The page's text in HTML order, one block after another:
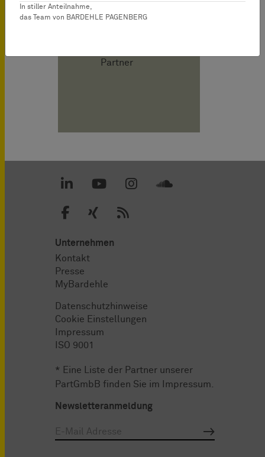
Commercial
Partner
Unternehmen
Kontakt
Presse
MyBardehle
Datenschutzhinweise
Cookie Einstellungen
Impressum
ISO 9001
* Eine Liste der Partner unserer
PartGmbB finden Sie im
Impressum
Newsletteranmeldung
In stiller Anteilnahme,
das Team von BARDEHLE PAGENBERG